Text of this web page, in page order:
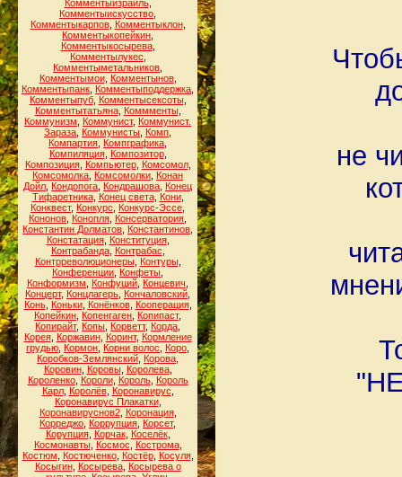
Комментыизраиль,
Комментыискусство
Комментыкарпов, Комментыклон,
Комментыкопейкин
Комментыкосырева,
Комментылукес
Комментыметальников
Комментымои, Комментынов,
Комментыпанк Комментыподдержка
Комментыпуб, Комментысексоты,
Комментытатьяна, Коммменты,
Коммунизм
Коммунист, Коммунист.
Зараза Коммунисты Комп
Компартия Компграфика
Компиляция, Композитор,
Композиция, Компьютер, Комсомол,
Комсомолка Комсомолки Конан
Дойл Кондопога Кондрашова Конец
Тифаретника, Конец света, Кони,
Конквест, Конкурс Конкурс-Эссе
Кононов Конопля Консерватория
Константин Долматов Константинов
Констатация, Конституция,
Контрабанда, Контрабас
Контрреволюционеры, Контуры,
Конференции Конфеты
Конформизм
Конфуций Концевич
Концерт, Концлагерь Кончаловский
Конь, Коньки, Конёнков, Кооперация,
Копейкин Копенгаген Копипаст,
Копирайт, Копы Корветт, Корда
Корея, Коржавин, Коринт, Кормление
грудью Кормон Корни волос Коро
Коробков-Землянский Корова
Коровин, Коровы, Королева,
Короленко, Короли, Король, Король
Карл, Королёв, Коронавирус
Коронавирус Плакатки,
Коронавируснов2, Коронация,
Корреджо Коррупция Корсет,
Корупция, Корчак, Коселёк,
Космонавты, Космос Кострома,
Костюм
Костюченко, Костёр, Косуля,
Косыгин, Косырева, Косырева о
не